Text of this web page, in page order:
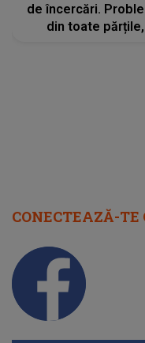
de încercări.
din toate
CONECTEAZĂ-TE